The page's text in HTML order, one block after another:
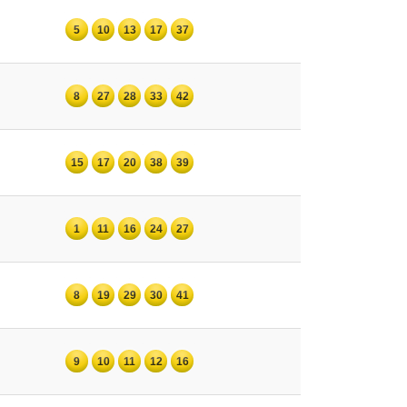
5 10 13 17 37
8 27 28 33 42
15 17 20 38 39
1 11 16 24 27
8 19 29 30 41
9 10 11 12 16